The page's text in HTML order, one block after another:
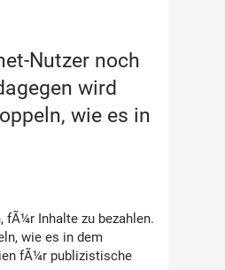
Nutzer noch
wird
wie es in
fÃ¼r Inhalte zu bezahlen.
wie es in dem
fÃ¼r publizistische